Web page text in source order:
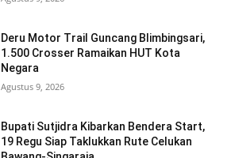
Deru Motor Trail Guncang Blimbingsari,
1.500 Crosser Ramaikan HUT Kota
Negara
Agustus 9, 2026
Bupati Sutjidra Kibarkan Bendera Start,
19 Regu Siap Taklukkan Rute Celukan